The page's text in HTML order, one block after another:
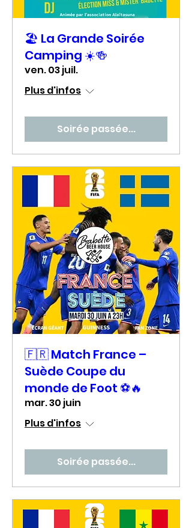
🏖️ La Grande Soirée
Camping ☀️🍻
ven. 03 juil.
Plus d'infos
Soirée passée...
🇫🇷 Match France –
Suède Coupe du
monde de Foot ⚽🔥
mar. 30 juin
Plus d'infos
Soirée passée...